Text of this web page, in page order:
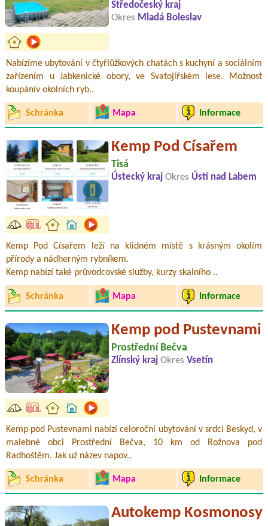
Středočeský kraj
Okres Mladá Boleslav
Nabízíme ubytování v čtyřlůžkových chatách s kuchyní a sociálním
zařízením u Jabkenické obory, ve Svatojířském lese. Možnost
koupánív okolních ryb..
Schránka Mapa Informace
Kemp Pod Císařem
Tisá
Ústecký kraj Okres Ústí nad Labem
Kemp Pod Císařem leží na klidném místě s krásným okolím
přírody a nádherným rybníkem.
Kemp nabízí také průvodcovské služby, kurzy skalního ..
Schránka Mapa Informace
Kemp pod Pustevnami
Prostřední Bečva
Zlínský kraj Okres Vsetín
Kemp pod Pustevnami nabízí celoroční ubytování v srdci Beskyd, v
malebné obci Prostřední Bečva, 10 km od Rožnova pod
Radhoštěm. Jak už název napov..
Schránka Mapa Informace
Autokemp Kosmonosy